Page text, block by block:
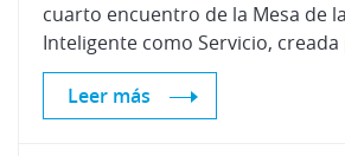
cuarto encuentro de la Mesa de
Leer más